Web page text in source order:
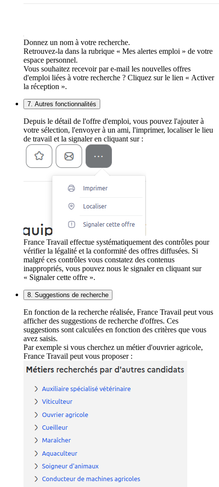
Donnez un nom à votre recherche.
Retrouvez-la dans la rubrique « Mes alertes emploi » de votre
espace personnel.
Vous souhaitez recevoir par e-mail les nouvelles offres
d'emploi liées à votre recherche ? Cliquez sur le lien « Activer
la réception ».
7. Autres fonctionnalités
Depuis le détail de l'offre d'emploi, vous pouvez l'ajouter à
votre sélection, l'envoyer à un ami, l'imprimer, localiser le lieu
de travail et la signaler en cliquant sur :
France Travail effectue systématiquement des contrôles pour
vérifier la légalité et la conformité des offres diffusées. Si
malgré ces contrôles vous constatez des contenus
inappropriés, vous pouvez nous le signaler en cliquant sur
« Signaler cette offre ».
8. Suggestions de recherche
En fonction de la recherche réalisée, France Travail peut vous
afficher des suggestions de recherche d'offres. Ces
suggestions sont calculées en fonction des critères que vous
avez saisis.
Par exemple si vous cherchez un métier d'ouvrier agricole,
France Travail peut vous proposer :